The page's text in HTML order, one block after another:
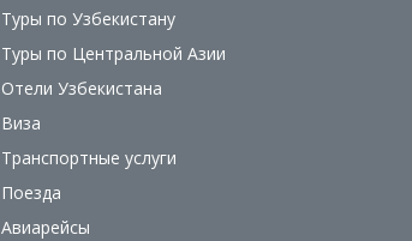
Туры по Узбекистану
Туры по Центральной Азии
Отели Узбекистана
Виза
Транспортные услуги
Поезда
Авиарейсы